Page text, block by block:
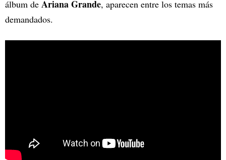
álbum de Ariana Grande, aparecen entre los temas más
demandados.